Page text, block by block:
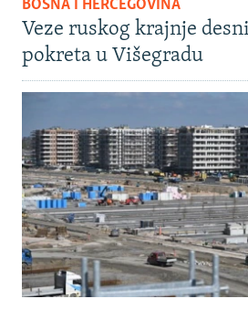
BOSNA I HERCEGOVINA
Veze ruskog krajnje
pokreta u Višegradu